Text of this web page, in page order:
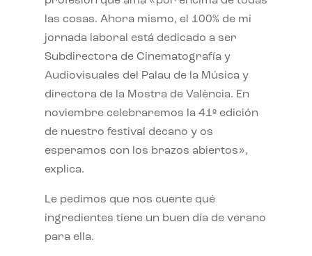
las cosas. Ahora mismo, el 100% de mi
jornada laboral está dedicado a ser
Subdirectora de Cinematografía y
Audiovisuales del Palau de la Música y
directora de la Mostra de València. En
noviembre celebraremos la 41ª edición
de nuestro festival decano y os
esperamos con los brazos abiertos»,
explica.
Le pedimos que nos cuente qué
ingredientes tiene un buen día de verano
para ella.